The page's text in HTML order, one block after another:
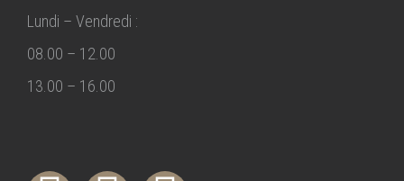
Lundi – Vendredi :
08.00 – 12.00
13.00 – 16.00